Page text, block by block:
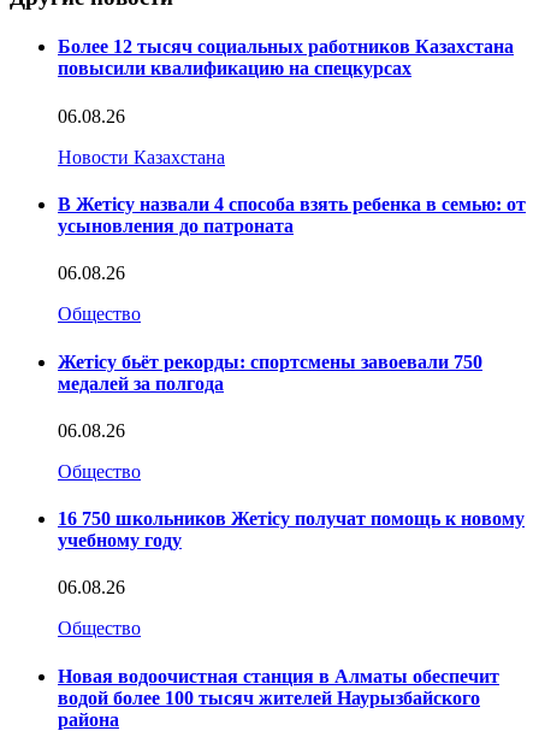
Более 12 тысяч социальных работников Казахстана
повысили квалификацию на спецкурсах
06.08.26
Новости Казахстана
В Жетісу назвали 4 способа взять ребенка в семью: от
усыновления до патроната
06.08.26
Общество
Жетісу бьёт рекорды: спортсмены завоевали 750
медалей за полгода
06.08.26
Общество
16 750 школьников Жетісу получат помощь к новому
учебному году
06.08.26
Общество
Новая водоочистная станция в Алматы обеспечит
водой более 100 тысяч жителей Наурызбайского
района